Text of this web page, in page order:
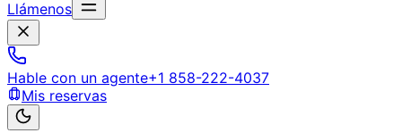
Llámenos
Hable con un agente+1 858-222-4037
Mis reservas